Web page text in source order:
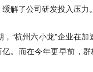
解了公司研发投入压力。
“杭州六小龙”企业在
。而在今年更早前，